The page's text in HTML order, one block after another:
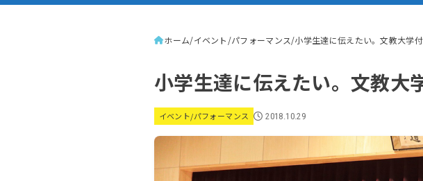
ホーム イベント/パフォーマンス 小学生達に伝えたい。文教大学
小学生達に伝えたい。文教大
イベント/パフォーマンス 2018.10.29